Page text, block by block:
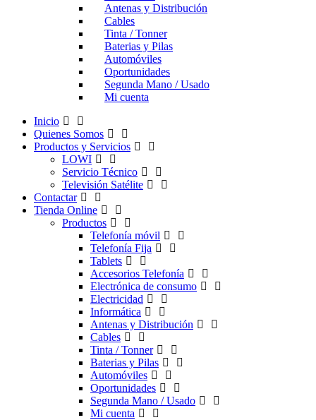
Antenas y Distribución
Cables
Tinta / Tonner
Baterias y Pilas
Automóviles
Oportunidades
Segunda Mano / Usado
Mi cuenta
Inicio
Quienes Somos
Productos y Servicios
LOWI
Servicio Técnico
Televisión Satélite
Contactar
Tienda Online
Productos
Telefonía móvil
Telefonía Fija
Tablets
Accesorios Telefonía
Electrónica de consumo
Electricidad
Informática
Antenas y Distribución
Cables
Tinta / Tonner
Baterias y Pilas
Automóviles
Oportunidades
Segunda Mano / Usado
Mi cuenta